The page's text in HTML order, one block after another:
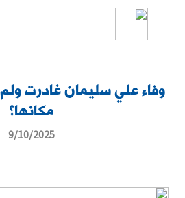
وفاء علي سليمان غادرت
مكانها؟
9/10/2025